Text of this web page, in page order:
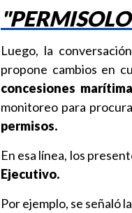
Luego, la
propone cambios en
concesiones
monitoreo para
permisos.
En esa línea, los
Ejecutivo.
Por ejemplo, se señaló